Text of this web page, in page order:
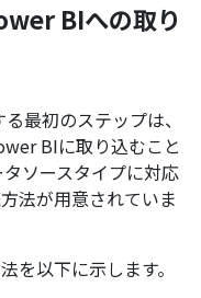
BIへの取り
最初のステップは、
BIに取り込むこと
ソースタイプに対応
法が用意されていま
を以下に示します。